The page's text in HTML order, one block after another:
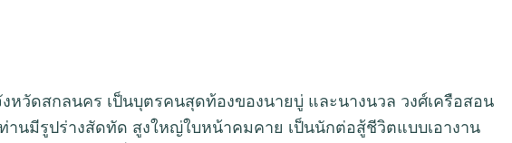
หวัดสกลนคร เป็นบุตรคนสุดท้องของนายบู่ และนางนวล วงศ์เครือสอน
นมีรูปร่างสัดทัด สูงใหญ่ใบหน้าคมคาย เป็นนักต่อสู้ชีวิตแบบเอางาน